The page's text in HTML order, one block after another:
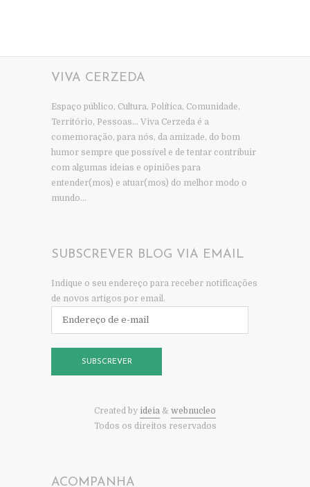
VIVA CERZEDA
Espaço público, Cultura, Política, Comunidade,
Território, Pessoas… Viva Cerzeda é a
comemoração, para nós, da amizade, do bom
humor sempre que possível e de tentar contribuir
com algumas ideias e opiniões para
entender(mos) e atuar(mos) do melhor modo o
mundo…
SUBSCREVER BLOG VIA EMAIL
Indique o seu endereço para receber notificações
de novos artigos por email.
SUBSCREVER
Created by ideia & webnucleo
Todos os direitos reservados
ACOMPANHA